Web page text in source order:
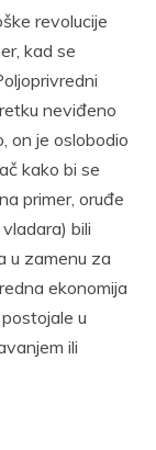
revolucije
kad se
neviđeno
on je oslobodio
kako bi se
primer, oruđe
bili
u zamenu za
ekonomija
u
ili